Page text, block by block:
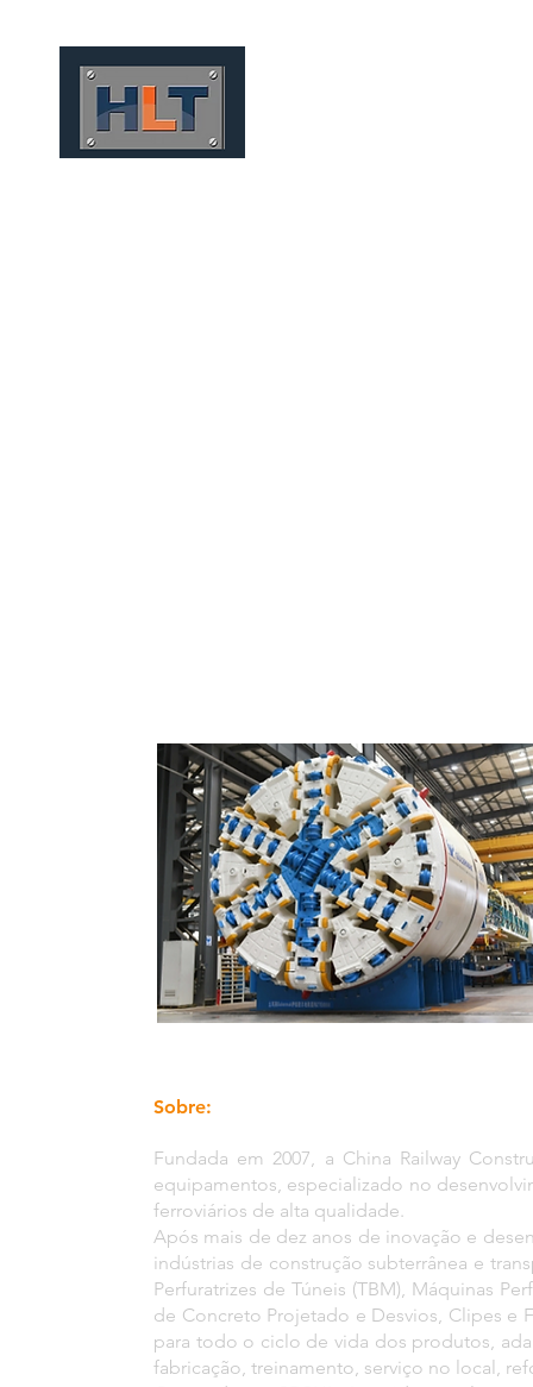
HOME QUIÉNES SOMOS
Sobre:
Fundada em 2007, a China Railway
equipamentos, especializado no
ferroviários de alta qualidade.
Após mais de dez anos de inovação e
indústrias de construção subterrânea e
Perfuratrizes de Túneis (TBM), Máquinas
de Concreto Projetado e Desvios, Clipes e
para todo o ciclo de vida dos produtos,
fabricação, treinamento, serviço no local,